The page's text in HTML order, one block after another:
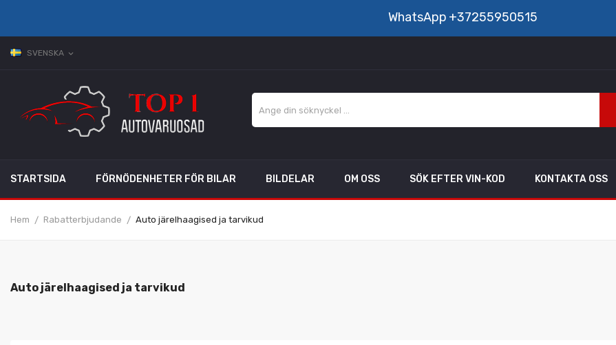
WhatsApp +37255950515
SVENSKA expand_more
STARTSIDA FÖRNÖDENHETER FÖR BILAR BILDELAR OM OSS SÖK EFTER VIN-KOD KONTAKTA OSS
Hem Rabatterbjudande Auto järelhaagised ja tarvikud
Auto järelhaagised ja tarvikud